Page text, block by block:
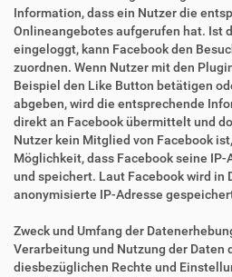
Information, dass ein Nutzer die
Onlineangebotes aufgerufen hat. Ist
eingeloggt, kann Facebook den
zuordnen. Wenn Nutzer mit den
Beispiel den Like Button betätigen
abgeben, wird die entsprechende
direkt an Facebook übermittelt und
Nutzer kein Mitglied von Facebook
Möglichkeit, dass Facebook seine
und speichert. Laut Facebook wird in
anonymisierte IP-Adresse
Zweck und Umfang der
Verarbeitung und Nutzung der Daten
diesbezüglichen Rechte und